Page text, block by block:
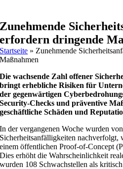
Zunehmende
erfordern dringende
Startseite » Zunehmende
Maßnahmen
Die wachsende Zahl offener
bringt erhebliche Risiken für
der gegenwärtigen
Security-Checks und präventive
geschäftliche Schäden und
In der vergangenen Woche wurden
Sicherheitsanfälligkeiten nachverfolgt,
einem öffentlichen Proof-of-Concept
Dies erhöht die Wahrscheinlichkeit
wurden 108 Schwachstellen als